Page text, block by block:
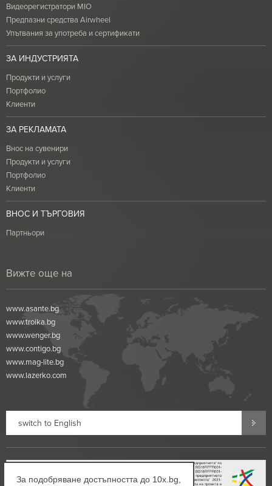
Видеорегистратори MIO
Предпазни средства Airwheel
Упътвания за употреба и сертификати
ЗА ИНДУСТРИЯТА
Продукти и услуги
Портфолио
Клиенти
ЗА РЕКЛАМАТА
Внос на сувенири
Продукти и услуги
Портфолио
Клиенти
ВНОС И ТЪРГОВИЯ
Партньори
Вижте още на
www.asante.bg
www.troika.bg
www.wenger.bg
www.contigo.bg
www.mag-lite.bg
www.lazerko.com
switch to English
За подобряване достъпността до 10x.bg,